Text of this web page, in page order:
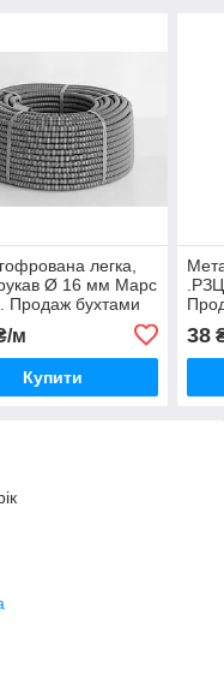
легка,
Ø 16 мм Марс
Продаж бухтами
м
Купити
38